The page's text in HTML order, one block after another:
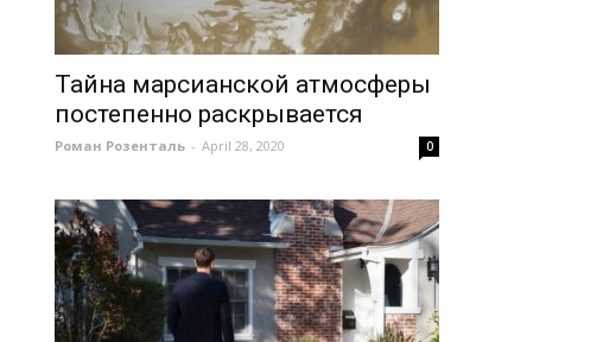
Тайна марсианской атмосферы
постепенно раскрывается
Роман Розенталь - April 28, 2020 0